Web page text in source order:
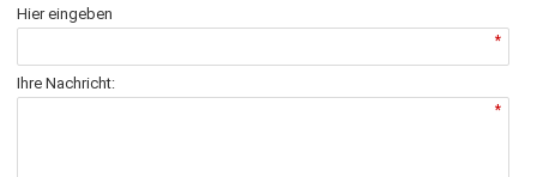
Hier eingeben
*
Ihre Nachricht:
*